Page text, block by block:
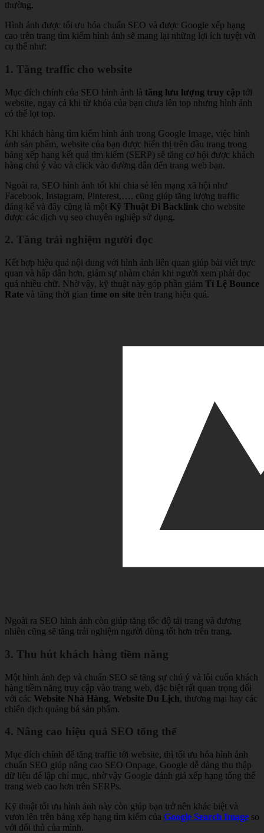
thường.
Hình ảnh được tối ưu hóa chuẩn SEO và được Google xếp hạng
cao trên trang tìm kiếm hình ảnh sẽ mang lại những lợi ích tuyệt vời
cụ thể như:
1. Tăng traffic cho website
Mục đích chính của SEO hình ảnh là tăng lưu lượng truy cập tới
website, ngay cả khi từ khóa của bạn chưa lên top nhưng hình ảnh
có thể lọt top.
Khi khách hàng tìm kiếm hình ảnh trong Google Image, việc hình
ảnh sản phẩm, website của bạn được hiển thị trên đầu trang trong
bảng xếp hạng kết quả tìm kiếm (SERP) sẽ tăng cơ hội được khách
hàng chú ý vào và click vào đường dẫn đến trang web bạn.
Ngoài ra, SEO hình ảnh tốt khi chia sẻ lên mạng xã hội như
Facebook, Instagram, Pinterest,…. cũng giúp tăng lượng traffic
đáng kể và đây cũng là một Kỹ Thuật Đi Backlink cho website
được các dịch vụ seo chuyên nghiệp sử dụng.
2. Tăng trải nghiệm người đọc
Kết hợp hiệu quả nội dung với hình ảnh liên quan giúp bài viết trực
quan và hấp dẫn hơn, giảm sự nhàm chán khi người xem phải đọc
quá nhiều chữ. Nhờ vậy, kỹ thuật này góp phần giảm Tỉ Lệ Bounce
Rate và tăng thời gian time on site trên trang hiệu quả.
Ngoài ra SEO hình ảnh còn giúp tăng tốc độ tải trang và đương
nhiên cũng sẽ tăng trải nghiệm người dùng tốt hơn trên trang.
3. Thu hút khách hàng tiềm năng
Một hình ảnh đẹp và chuẩn SEO sẽ tăng sự chú ý và lôi cuốn khách
hàng tiềm năng truy cập vào trang web, đặc biệt rất quan trọng đối
với các Website Nhà Hàng, Website Du Lịch, thương mại hay các
chiến dịch quảng bá sản phẩm.
4. Nâng cao hiệu quả SEO tổng thể
Mục đích chính để tăng traffic tới website, thì tối ưu hóa hình ảnh
chuẩn SEO giúp nâng cao SEO Onpage, Google dễ dàng thu thập
dữ liệu để lập chỉ mục, nhờ vậy Google đánh giá xếp hạng tổng thể
trang web cao hơn trên SERPs.
Kỹ thuật tối ưu hình ảnh này còn giúp bạn trở nên khác biệt và
vươn lên trên bảng xếp hạng tìm kiếm của Google Search Image so
với đối thủ của mình.